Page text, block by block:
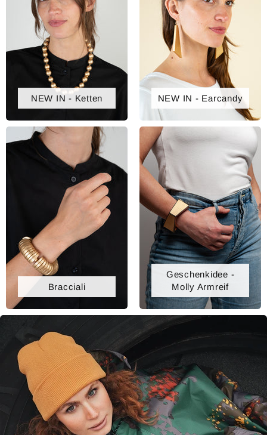
NEW IN - Ketten NEW IN - Earcandy
Bracciali
Geschenkidee -
Molly Armreif